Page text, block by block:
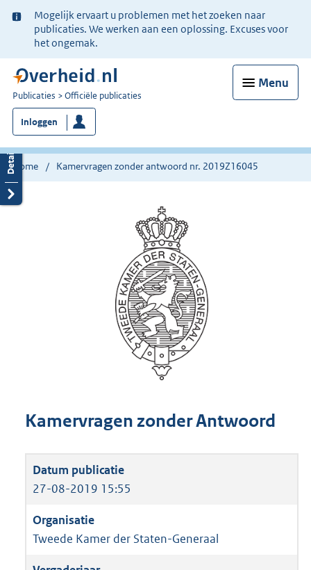
Ter
informatie:
Mogelijk ervaart u problemen met het zoeken naar
publicaties. We werken aan een oplossing. Excuses voor
het ongemak.
Menu
U
bent
nu
hier:
Publicaties Officiële publicaties
Inloggen
Home Kamervragen zonder antwoord nr. 2019Z16045
Kamervragen zonder Antwoord
27-08-2019 15:55
Tweede Kamer der Staten-Generaal